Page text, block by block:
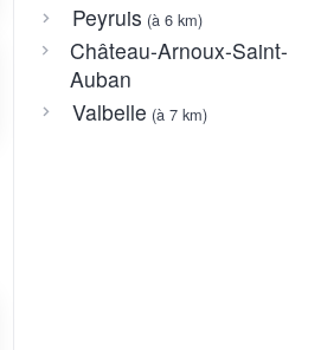
Peyruis (à 6 km)
Château-Arnoux-Saint-
Auban
Valbelle (à 7 km)